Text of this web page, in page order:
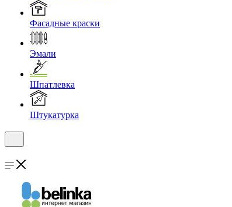
Фасадные краски
Эмали
Шпатлевка
Штукатурка